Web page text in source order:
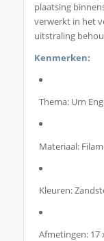
plaatsing
verwerkt in het
uitstraling
Kenmerken:
Thema: Urn
Materiaal:
Kleuren:
Afmetingen: 17